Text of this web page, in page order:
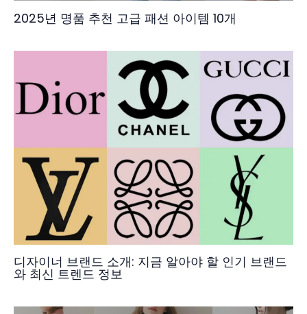
2025년 명품 추천 고급 패션 아이템 10개
디자이너 브랜드 소개: 지금 알아야 할 인기 브랜드
와 최신 트렌드 정보